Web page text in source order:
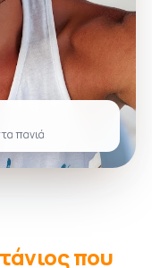
πανιά
που